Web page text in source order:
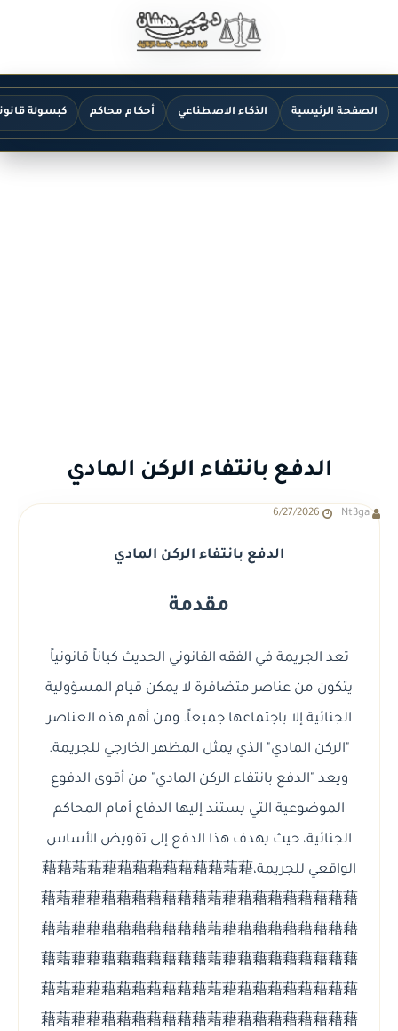
الصفحة الرئيسية الذكاء الاصطناعي أحكام محاكم كبسولة
الدفع بانتفاء الركن المادي
Nt3ga
6/27/2026
الدفع بانتفاء الركن المادي
مقدمة
تعد الجريمة في الفقه القانوني الحديث كياناً قانونياً
يتكون من عناصر متضافرة لا يمكن قيام المسؤولية
الجنائية إلا باجتماعها جميعاً. ومن أهم هذه العناصر
"الركن المادي" الذي يمثل المظهر الخارجي للجريمة.
ويعد "الدفع بانتفاء الركن المادي" من أقوى الدفوع
الموضوعية التي يستند إليها الدفاع أمام المحاكم
الجنائية، حيث يهدف هذا الدفع إلى تقويض الأساس
الواقعي للجريمة،藉藉藉藉藉藉藉藉藉藉藉藉藉藉
藉藉藉藉藉藉藉藉藉藉藉藉藉藉藉藉藉藉藉藉藉
藉藉藉藉藉藉藉藉藉藉藉藉藉藉藉藉藉藉藉藉藉
藉藉藉藉藉藉藉藉藉藉藉藉藉藉藉藉藉藉藉藉藉
藉藉藉藉藉藉藉藉藉藉藉藉藉藉藉藉藉藉藉藉藉
藉藉藉藉藉藉藉藉藉藉藉藉藉藉藉藉藉藉藉藉藉